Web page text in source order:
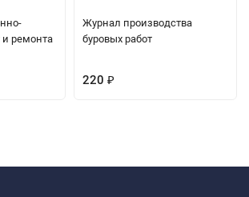
и ремонта
Журнал производства
буровых работ
220 ₽